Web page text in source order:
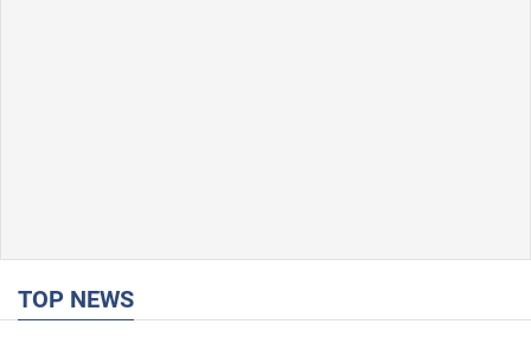
TOP NEWS